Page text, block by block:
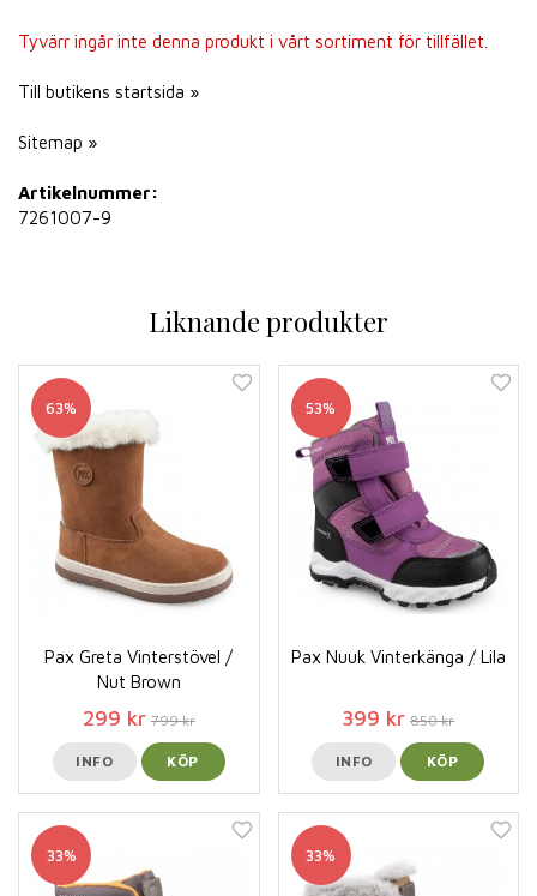
Tyvärr ingår inte denna produkt i vårt sortiment för tillfället.
Till butikens startsida »
Sitemap »
Artikelnummer:
7261007-9
Liknande produkter
63%
Pax Greta Vinterstövel /
Nut Brown
299 kr 799 kr
INFO KÖP
53%
Pax Nuuk Vinterkänga / Lila
399 kr 850 kr
INFO KÖP
33% 33%